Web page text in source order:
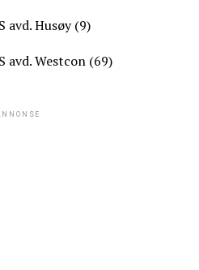
Husøy (9)
Westcon (69)